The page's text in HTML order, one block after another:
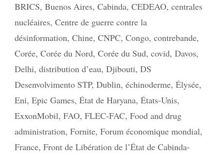
BRICS, Buenos Aires, Cabinda, CEDEAO, centrales
nucléaires, Centre de guerre contre la
désinformation, Chine, CNPC, Congo, contrebande,
Corée, Corée du Nord, Corée du Sud, covid, Davos,
Delhi, distribution d’eau, Djibouti, DS
Desenvolvimento STP, Dublin, échinoderme, Élysée,
Eni, Epic Games, État de Haryana, États-Unis,
ExxonMobil, FAO, FLEC-FAC, Food and drug
administration, Fornite, Forum économique mondial,
France, Front de Libération de l’État de Cabinda-